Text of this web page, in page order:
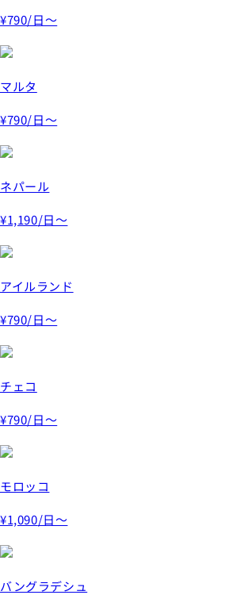
¥790/日～
マルタ
¥790/日～
ネパール
¥1,190/日～
アイルランド
¥790/日～
チェコ
¥790/日～
モロッコ
¥1,090/日～
バングラデシュ